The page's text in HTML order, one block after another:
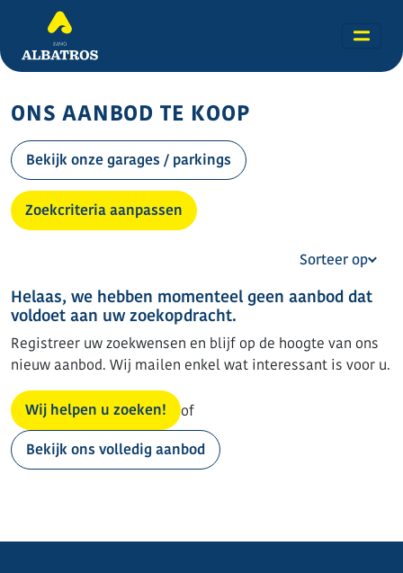
ONS AANBOD TE KOOP
Bekijk onze garages / parkings
Zoekcriteria aanpassen
Sorteer op
Helaas, we hebben momenteel geen aanbod dat
voldoet aan uw zoekopdracht.
Registreer uw zoekwensen en blijf op de hoogte van ons
nieuw aanbod. Wij mailen enkel wat interessant is voor u.
Wij helpen u zoeken! of
Bekijk ons volledig aanbod